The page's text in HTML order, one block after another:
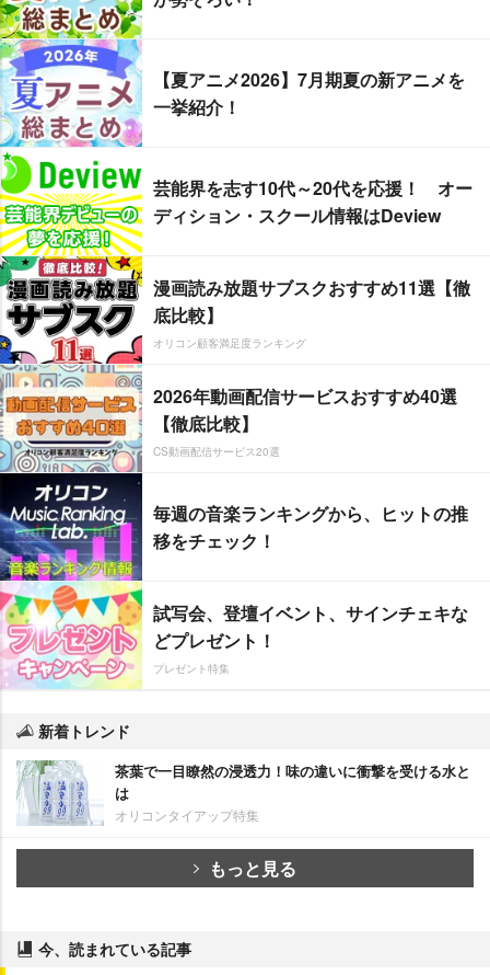
【夏アニメ2026】7月期夏の新アニメを
一挙紹介！
芸能界を志す10代～20代を応援！ オー
ディション・スクール情報はDeview
漫画読み放題サブスクおすすめ11選【徹
底比較】
オリコン顧客満足度ランキング
2026年動画配信サービスおすすめ40選
【徹底比較】
CS動画配信サービス20選
毎週の音楽ランキングから、ヒットの推
移をチェック！
試写会、登壇イベント、サインチェキな
どプレゼント！
プレゼント特集
新着トレンド
茶葉で一目瞭然の浸透力！味の違いに衝撃を受ける水と
は
オリコンタイアップ特集
もっと見る
今、読まれている記事